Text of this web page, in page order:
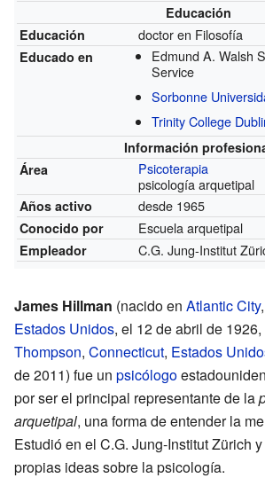
Educación
Educación
doctor en Filosofía
Educado en
Edmund A. Walsh
Service
Sorbonne
Trinity College
Información
Área
Psicoterapia
psicología arquetipal
Años activo desde 1965
Conocido por Escuela arquetipal
Empleador C.G. Jung-Institut
James Hillman (nacido en Atlantic City,
Estados Unidos, el 12 de abril de
Thompson, Connecticut, Estados
de 2011) fue un psicólogo
por ser el principal representante de la
arquetipal, una forma de entender la
Estudió en el C.G. Jung-Institut Zürich
propias ideas sobre la psicología.